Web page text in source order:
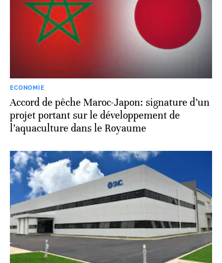
ECONOMIE
Accord de pêche Maroc-Japon: signature d’un
projet portant sur le développement de
l’aquaculture dans le Royaume